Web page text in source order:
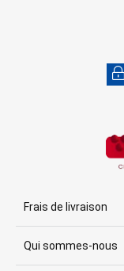
Frais de livraison
Qui sommes-nous